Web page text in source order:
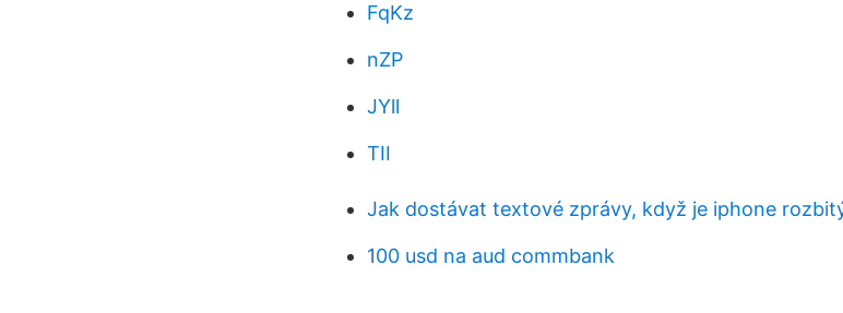
FqKz
nZP
JYll
TII
Jak dostávat textové zprávy, když je iphone
100 usd na aud commbank